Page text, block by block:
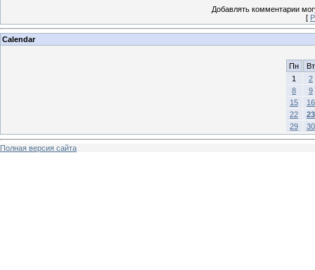
Добавлять комментарии
[
Calendar
Пн
Вт
1
2
8
9
15
16
22
23
29
30
Полная версия сайта